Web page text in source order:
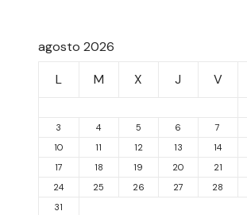
agosto 2026
L
M X J V
3
4 5 6 7
10
11 12 13 14
17
18 19 20 21
24
25 26 27 28
31